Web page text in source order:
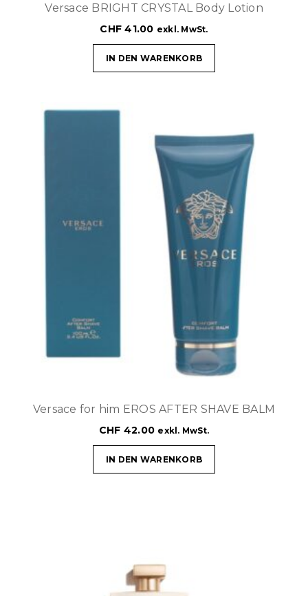
Versace BRIGHT CRYSTAL Body Lotion
CHF 41.00 exkl. MwSt.
IN DEN WARENKORB
Versace for him EROS AFTER SHAVE BALM
CHF 42.00 exkl. MwSt.
IN DEN WARENKORB